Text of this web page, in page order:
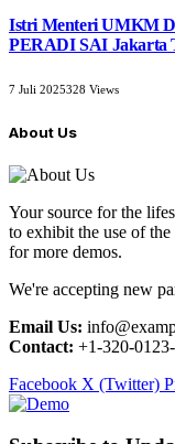
Istri Menteri UMKM
PERADI SAI Jakarta
7 Juli 2025328 Views
About Us
Your source for the
to exhibit the use of
for more demos.
We're accepting new
Email Us:
Contact: +1-320-
Facebook X (Twitter)